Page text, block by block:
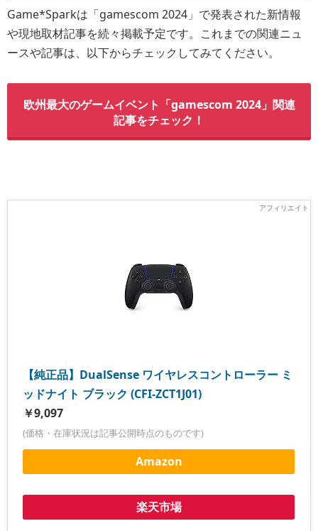
Game*Sparkは「gamescom 2024」で発表された新情報
や現地取材記事を続々掲載予定です。これまでの関連ニュ
ースや記事は、以下からチェックしてみてください。
欧州最大のゲームイベント「gamescom 2024」関連
記事をチェック！
【純正品】DualSense ワイヤレスコントローラー ミ
ッドナイト ブラック (CFI-ZCT1J01)
￥9,097
(価格・在庫状況は記事公開時点のものです)
Amazon
楽天市場